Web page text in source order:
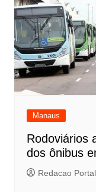
Manaus
Rodoviários
dos ônibus
Redacao